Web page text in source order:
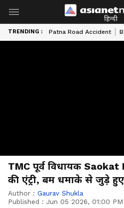
हिन्दी
TRENDING : Patna Road Accident
TMC पूर्व विधायक Saokat Molla के घर NIA
की एंट्री, बम धमाके से जुड़े हुए
Author : Gaurav Shukla
Published : Jun 05 2026, 01:00 PM